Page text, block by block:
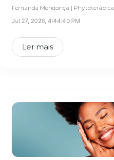
Fernanda Mendonça | Phytoterápica
Jul 27, 2026, 4:44:40 PM
Ler mais